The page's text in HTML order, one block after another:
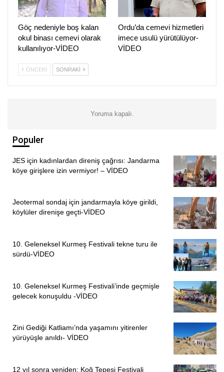
Göç nedeniyle boş kalan
okul binası cemevi olarak
kullanılıyor-VİDEO
Ordu’da cemevi hizmetleri
imece usulü yürütülüyor-
VİDEO
ÖNCEKI SONRAKI
Yoruma kapalı.
Populer
JES için kadınlardan direniş çağrısı: Jandarma
köye girişlere izin vermiyor! – VİDEO
Jeotermal sondaj için jandarmayla köye girildi,
köylüler direnişe geçti-VİDEO
10. Geleneksel Kurmeş Festivali tekne turu ile
sürdü-VİDEO
10. Geleneksel Kurmeş Festivali’inde geçmişle
gelecek konuşuldu -VİDEO
Zini Gediği Katliamı’nda yaşamını yitirenler
yürüyüşle anıldı- VİDEO
12 yıl sonra yeniden: Koğ Tepesi Festivali